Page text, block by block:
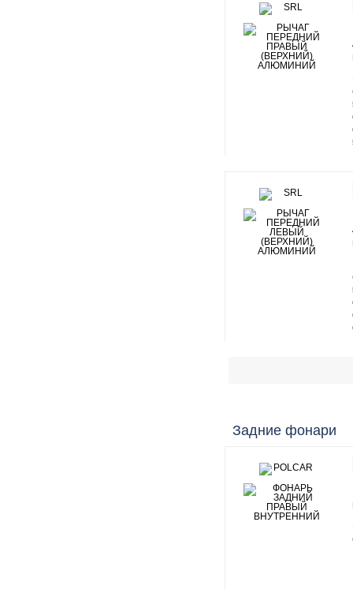
Задние фонари